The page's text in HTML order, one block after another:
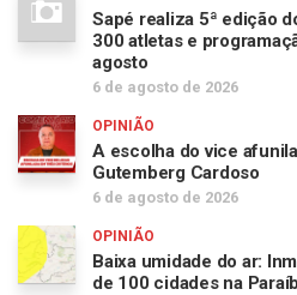
Sapé realiza 5ª edição
300 atletas e
agosto
6 de agosto de 2026
OPINIÃO
A escolha do vice
Gutemberg Cardoso
6 de agosto de 2026
OPINIÃO
Baixa umidade do ar:
de 100 cidades na